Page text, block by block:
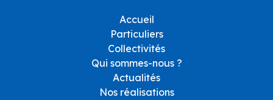
Accueil
Particuliers
Collectivités
Qui sommes-nous ?
Actualités
Nos réalisations